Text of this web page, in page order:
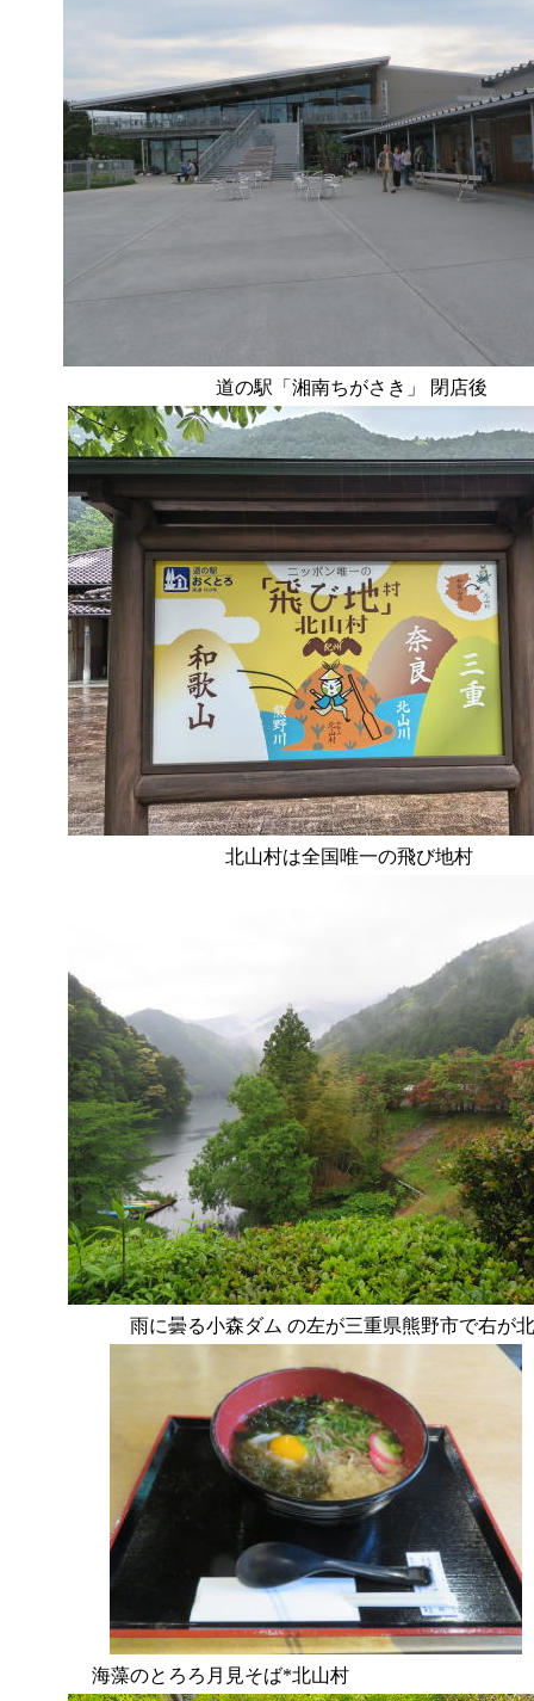
道の駅「湘南ちがさき」 閉店後
北山村は全国唯一の飛び地村
雨に曇る小森ダム の左が三重県熊野市で右が
海藻のとろろ月見そば*北山村